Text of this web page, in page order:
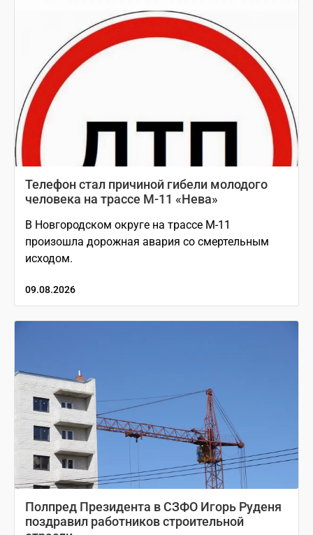
Телефон стал причиной гибели молодого
человека на трассе М-11 «Нева»
В Новгородском округе на трассе М-11
произошла дорожная авария со смертельным
исходом.
09.08.2026
Полпред Президента в СЗФО Игорь Руденя
поздравил работников строительной